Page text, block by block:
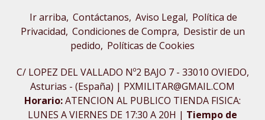
Ir arriba Contáctanos Aviso Legal Política de
Privacidad Condiciones de Compra Desistir de un
pedido Políticas de Cookies
C/ LOPEZ DEL VALLADO Nº2 BAJO 7 - 33010 OVIEDO,
Asturias - (España) | PXMILITAR@GMAIL.COM
Horario:ATENCION AL PUBLICO TIENDA FISICA:
LUNES A VIERNES DE 17:30 A 20H | Tiempo de